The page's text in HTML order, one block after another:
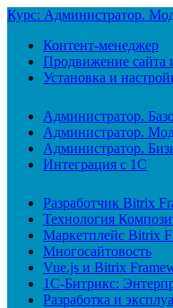
Курс: Администратор.
Контент-менеджер
Продвижение сайта
Установка и
Администратор.
Администратор.
Администратор.
Интеграция с 1С
Разработчик Bitrix
Технология
Маркетплейс Bitrix
Многосайтовость
Vue.js и Bitrix
1С-Битрикс:
Разработка и